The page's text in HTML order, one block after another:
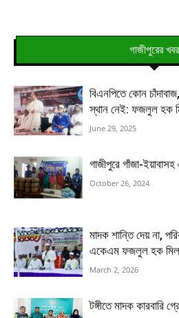
গাজীপুরের খবর
বিএনপিতে কোন চাঁদাবাজ,
স্থান নেই: ফজলুল হক
June 29, 2025
গাজীপুরে গাঁজা-
October 26, 2024
মাদক শান্তি দেয় না,
একেএম ফজলুল হক
March 2, 2026
টঙ্গীতে মাদক কারবারি